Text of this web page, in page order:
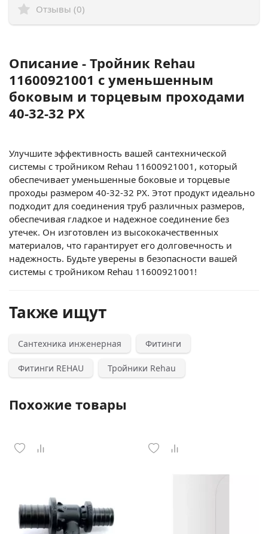
Отзывы (0)
Описание - Тройник Rehau
11600921001 с уменьшенным
боковым и торцевым проходами
40-32-32 PX
Улучшите эффективность вашей сантехнической
системы с тройником Rehau 11600921001, который
обеспечивает уменьшенные боковые и торцевые
проходы размером 40-32-32 PX. Этот продукт идеально
подходит для соединения труб различных размеров,
обеспечивая гладкое и надежное соединение без
утечек. Он изготовлен из высококачественных
материалов, что гарантирует его долговечность и
надежность. Будьте уверены в безопасности вашей
системы с тройником Rehau 11600921001!
Также ищут
Сантехника инженерная Фитинги
Фитинги REHAU Тройники Rehau
Похожие товары